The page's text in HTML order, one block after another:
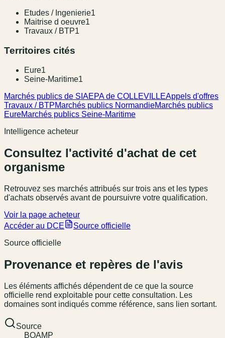
Etudes / Ingenierie1
Maitrise d oeuvre1
Travaux / BTP1
Territoires cités
Eure1
Seine-Maritime1
Marchés publics de SIAEPA de COLLEVILLEAppels d'offres
Travaux / BTPMarchés publics NormandieMarchés publics
EureMarchés publics Seine-Maritime
Intelligence acheteur
Consultez l'activité d'achat de cet
organisme
Retrouvez ses marchés attribués sur trois ans et les types
d'achats observés avant de poursuivre votre qualification.
Voir la page acheteur
Accéder au DCE
Source officielle
Source officielle
Provenance et repères de l'avis
Les éléments affichés dépendent de ce que la source
officielle rend exploitable pour cette consultation. Les
domaines sont indiqués comme référence, sans lien sortant.
Source
BOAMP